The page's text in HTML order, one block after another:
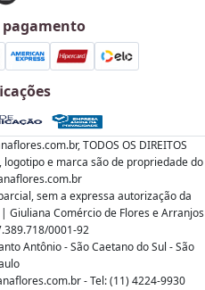
pagamento
TODOS OS DIREITOS
logotipo e marca são de propriedade do
sem a expressa autorização da
Giuliana Comércio de Flores e Arranjos
0001-92
Antônio - São Caetano do Sul - São
- Tel: (11) 4224-9930